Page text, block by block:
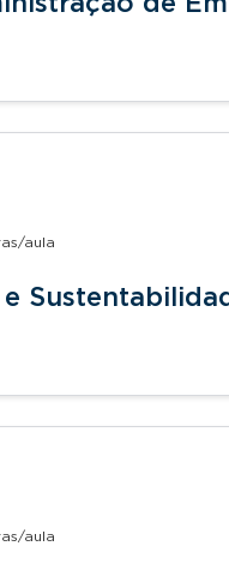
aula
e
aula